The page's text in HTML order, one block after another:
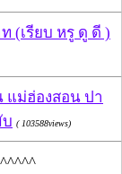
(เรียบ หรู ดู ดี )
แม่ฮ่องสอน ปา
บ ( 103588views)